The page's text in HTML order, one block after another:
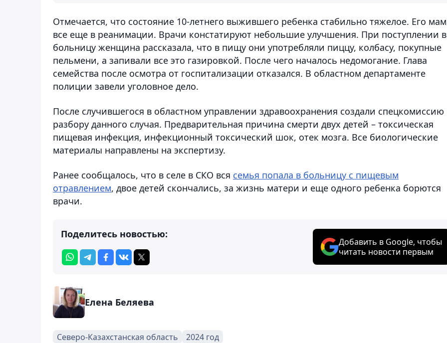
Отмечается, что состояние 10-летнего выжившего ребенка стабильно тяжелое. Его
все еще в реанимации. Врачи констатируют небольшие улучшения. При поступлении в
больницу женщина рассказала, что в пищу они употребляли пиццу, колбасу, покупные
пельмени, а запивали все это газировкой. После чего началось недомогание. Глава
семейства после осмотра от госпитализации отказался. В областном департаменте
полиции завели уголовное дело.
После случившегося в областном управлении здравоохранения создали спецкомиссию
разбору данного случая. Предварительная причина смерти двух детей – токсическая
пищевая инфекция, инфекционный токсический шок, отек мозга. Все биологические
материалы направлены на экспертизу.
Ранее сообщалось, что в селе в СКО вся семья попала в больницу с пищевым
отравлением, двое детей скончались, за жизнь матери и еще одного ребенка борются
врачи.
Поделитесь новостью:
Добавить в Google, чтобы
читать новости первым
Елена Беляева
Северо-Казахстанская область 2024 год